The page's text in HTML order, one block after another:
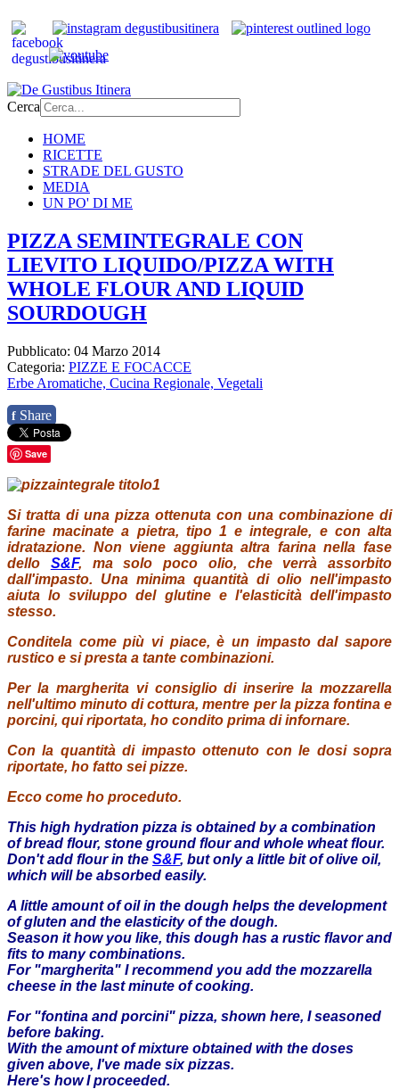
Cerca
HOME
RICETTE
STRADE DEL GUSTO
MEDIA
UN PO' DI ME
PIZZA SEMINTEGRALE CON
LIEVITO LIQUIDO/PIZZA WITH
WHOLE FLOUR AND LIQUID
SOURDOUGH
Pubblicato: 04 Marzo 2014
Categoria: PIZZE E FOCACCE
Erbe Aromatiche, Cucina Regionale, Vegetali
f Share
Save
Si tratta di una pizza ottenuta con una combinazione di
farine macinate a pietra, tipo 1 e integrale, e con alta
idratazione. Non viene aggiunta altra farina nella fase
dello S&F, ma solo poco olio, che verrà assorbito
dall'impasto. Una minima quantità di olio nell'impasto
aiuta lo sviluppo del glutine e l'elasticità dell'impasto
stesso.
Conditela come più vi piace, è un impasto dal sapore
rustico e si presta a tante combinazioni.
Per la margherita vi consiglio di inserire la mozzarella
nell'ultimo minuto di cottura, mentre per la pizza fontina e
porcini, qui riportata, ho condito prima di infornare.
Con la quantità di impasto ottenuto con le dosi sopra
riportate, ho fatto sei pizze.
Ecco come ho proceduto.
This high hydration pizza is obtained by a combination
of bread flour, stone ground flour and whole wheat flour.
Don't add flour in the S&F, but only a little bit of olive oil,
which will be absorbed easily.
A little amount of oil in the dough helps the development
of gluten and the elasticity of the dough.
Season it how you like, this dough has a rustic flavor and
fits to many combinations.
For "margherita" I recommend you add the mozzarella
cheese in the last minute of cooking.
For "fontina and porcini" pizza, shown here, I seasoned
before baking.
With the amount of mixture obtained with the doses
given above, I've made ​​six pizzas.
Here's how I proceeded.